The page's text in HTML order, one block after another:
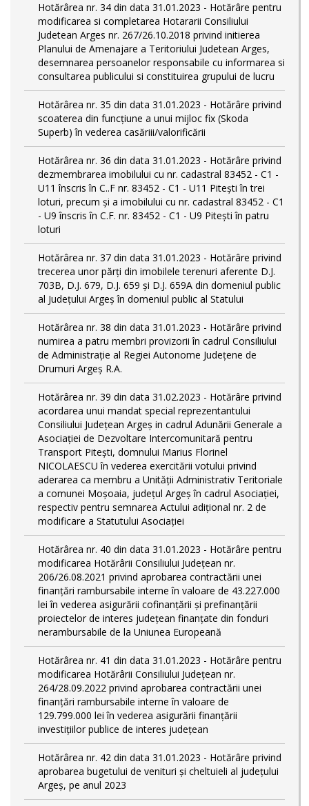
Hotărârea nr. 34 din data 31.01.2023 - Hotărâre pentru
modificarea si completarea Hotararii Consiliului
Judetean Arges nr. 267/26.10.2018 privind initierea
Planului de Amenajare a Teritoriului Judetean Arges,
desemnarea persoanelor responsabile cu informarea si
consultarea publicului si constituirea grupului de lucru
Hotărârea nr. 35 din data 31.01.2023 - Hotărâre privind
scoaterea din funcţiune a unui mijloc fix (Skoda
Superb) în vederea casăriii/valorificării
Hotărârea nr. 36 din data 31.01.2023 - Hotărâre privind
dezmembrarea imobilului cu nr. cadastral 83452 - C1 -
U11 înscris în C..F nr. 83452 - C1 - U11 Piteşti în trei
loturi, precum şi a imobilului cu nr. cadastral 83452 - C1
- U9 înscris în C.F. nr. 83452 - C1 - U9 Piteşti în patru
loturi
Hotărârea nr. 37 din data 31.01.2023 - Hotărâre privind
trecerea unor părţi din imobilele terenuri aferente D.J.
703B, D.J. 679, D.J. 659 şi D.J. 659A din domeniul public
al Judeţului Argeş în domeniul public al Statului
Hotărârea nr. 38 din data 31.01.2023 - Hotărâre privind
numirea a patru membri provizorii în cadrul Consiliului
de Administraţie al Regiei Autonome Judeţene de
Drumuri Argeş R.A.
Hotărârea nr. 39 din data 31.02.2023 - Hotărâre privind
acordarea unui mandat special reprezentantului
Consiliului Judeţean Argeş in cadrul Adunării Generale a
Asociaţiei de Dezvoltare Intercomunitară pentru
Transport Piteşti, domnului Marius Florinel
NICOLAESCU în vederea exercitării votului privind
aderarea ca membru a Unităţii Administrativ Teritoriale
a comunei Moşoaia, judeţul Argeş în cadrul Asociaţiei,
respectiv pentru semnarea Actului adiţional nr. 2 de
modificare a Statutului Asociaţiei
Hotărârea nr. 40 din data 31.01.2023 - Hotărâre pentru
modificarea Hotărârii Consiliului Judeţean nr.
206/26.08.2021 privind aprobarea contractării unei
finanţări rambursabile interne în valoare de 43.227.000
lei în vederea asigurării cofinanţării şi prefinanţării
proiectelor de interes judeţean finanţate din fonduri
nerambursabile de la Uniunea Europeană
Hotărârea nr. 41 din data 31.01.2023 - Hotărâre pentru
modificarea Hotărârii Consiliului Judeţean nr.
264/28.09.2022 privind aprobarea contractării unei
finanţări rambursabile interne în valoare de
129.799.000 lei în vederea asigurării finanţării
investiţiilor publice de interes judeţean
Hotărârea nr. 42 din data 31.01.2023 - Hotărâre privind
aprobarea bugetului de venituri şi cheltuieli al judeţului
Argeş, pe anul 2023